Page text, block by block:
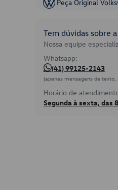
Peça Original
Tem dúvidas sobre
Nossa equipe
Whatsapp:
(41) 99125-2143
(apenas mensagens de
Horário de
Segunda à sexta, das